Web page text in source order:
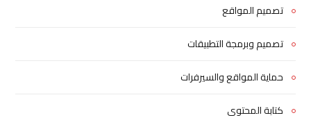
تصميم المواقع
تصميم وبرمجة التطبيقات
حماية المواقع والسيرفرات
كتابة المحتوى